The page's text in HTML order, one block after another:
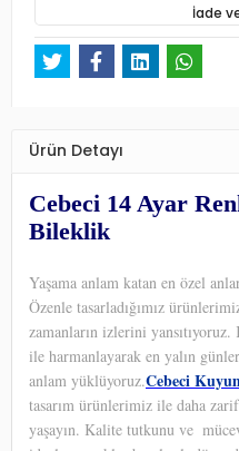
İade
Ürün Detayı
Cebeci 14 Ayar
Bileklik
Yaşama anlam katan en özel
Özenle tasarladığımız
zamanların izlerini
ile harmanlayarak en yalın
anlam yüklüyoruz.Cebeci
tasarım ürünlerimiz ile daha
yaşayın. Kalite tutkunu ve